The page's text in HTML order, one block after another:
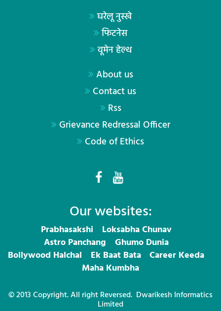
घरेलू नुस्खे
फिटनेस
वूमेन हेल्थ
About us
Contact us
Rss
Grievance Redressal Officer
Code of Ethics
Our websites:
Prabhasakshi
Loksabha Chunav
Astro Panchang
Ghumo Dunia
Bollywood Halchal
Ek Baat Bata
Career Keeda
Maha Kumbha
© 2013 Copyright. All right Reversed. Dwarikesh Informatics
Limited